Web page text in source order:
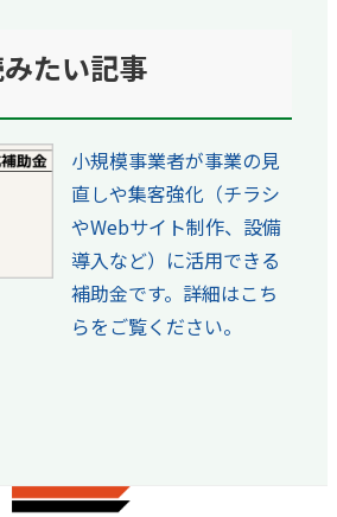
たい記事
小規模事業者が事業の見
直しや集客強化（チラシ
やWebサイト制作、設備
導入など）に活用できる
補助金です。詳細はこち
らをご覧ください。